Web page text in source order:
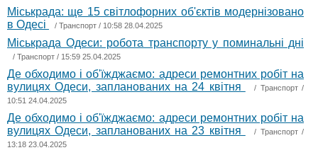
Міськрада: ще 15 світлофорних об'єктів модернізовано
в Одесі
/ Транспорт / 10:58 28.04.2025
Міськрада Одеси: робота транспорту у поминальні дні
/ Транспорт / 15:59 25.04.2025
Де обходимо і об'їжджаємо: адреси ремонтних робіт на
вулицях Одеси, запланованих на 24 квітня
/ Транспорт/
10:51 24.04.2025
Де обходимо і об'їжджаємо: адреси ремонтних робіт на
вулицях Одеси, запланованих на 23 квітня
/ Транспорт/
13:18 23.04.2025